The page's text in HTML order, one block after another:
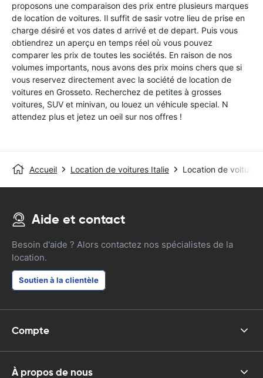
proposons une comparaison des prix entre plusieurs marques
de location de voitures. Il suffit de sasir votre lieu de prise en
charge désiré et vos dates d arrivé et de depart. Puis vous
obtiendrez un aperçu en temps réel où vous pouvez
comparer les prix de toutes les sociétés. En raison de nos
volumes importants, nous avons des prix moins chers que si
vous reservez directement avec la société de location de
voitures en Grosseto. Recherchez de petites à grosses
voitures, SUV et minivan, ou louez un véhicule special. N
attendez plus et jetez un oeil sur nos offres !
Accueil Location de voitures Italie Location de voitures
Aide et contact
Besoin d'aide ? Alors contactez nos spécialistes de la
location.
Soutien à la clientèle
Compte
À propos de nous